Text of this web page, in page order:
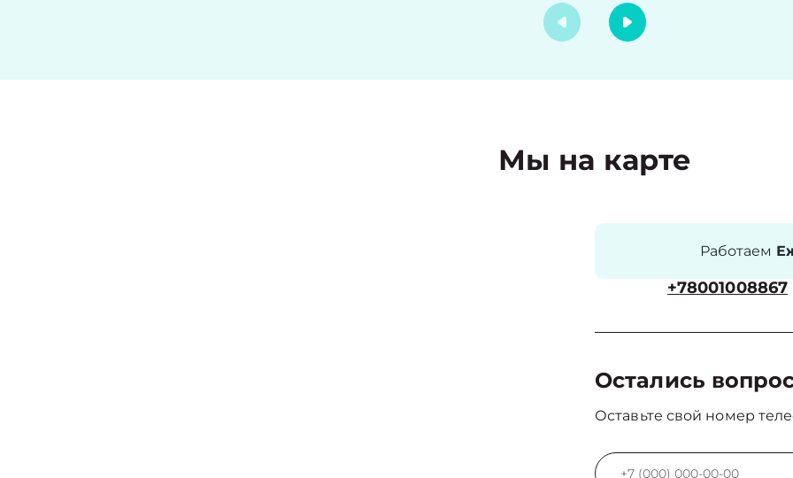
Мы на карте
Работаем
+78001008867
Остались
Оставьте свой номер